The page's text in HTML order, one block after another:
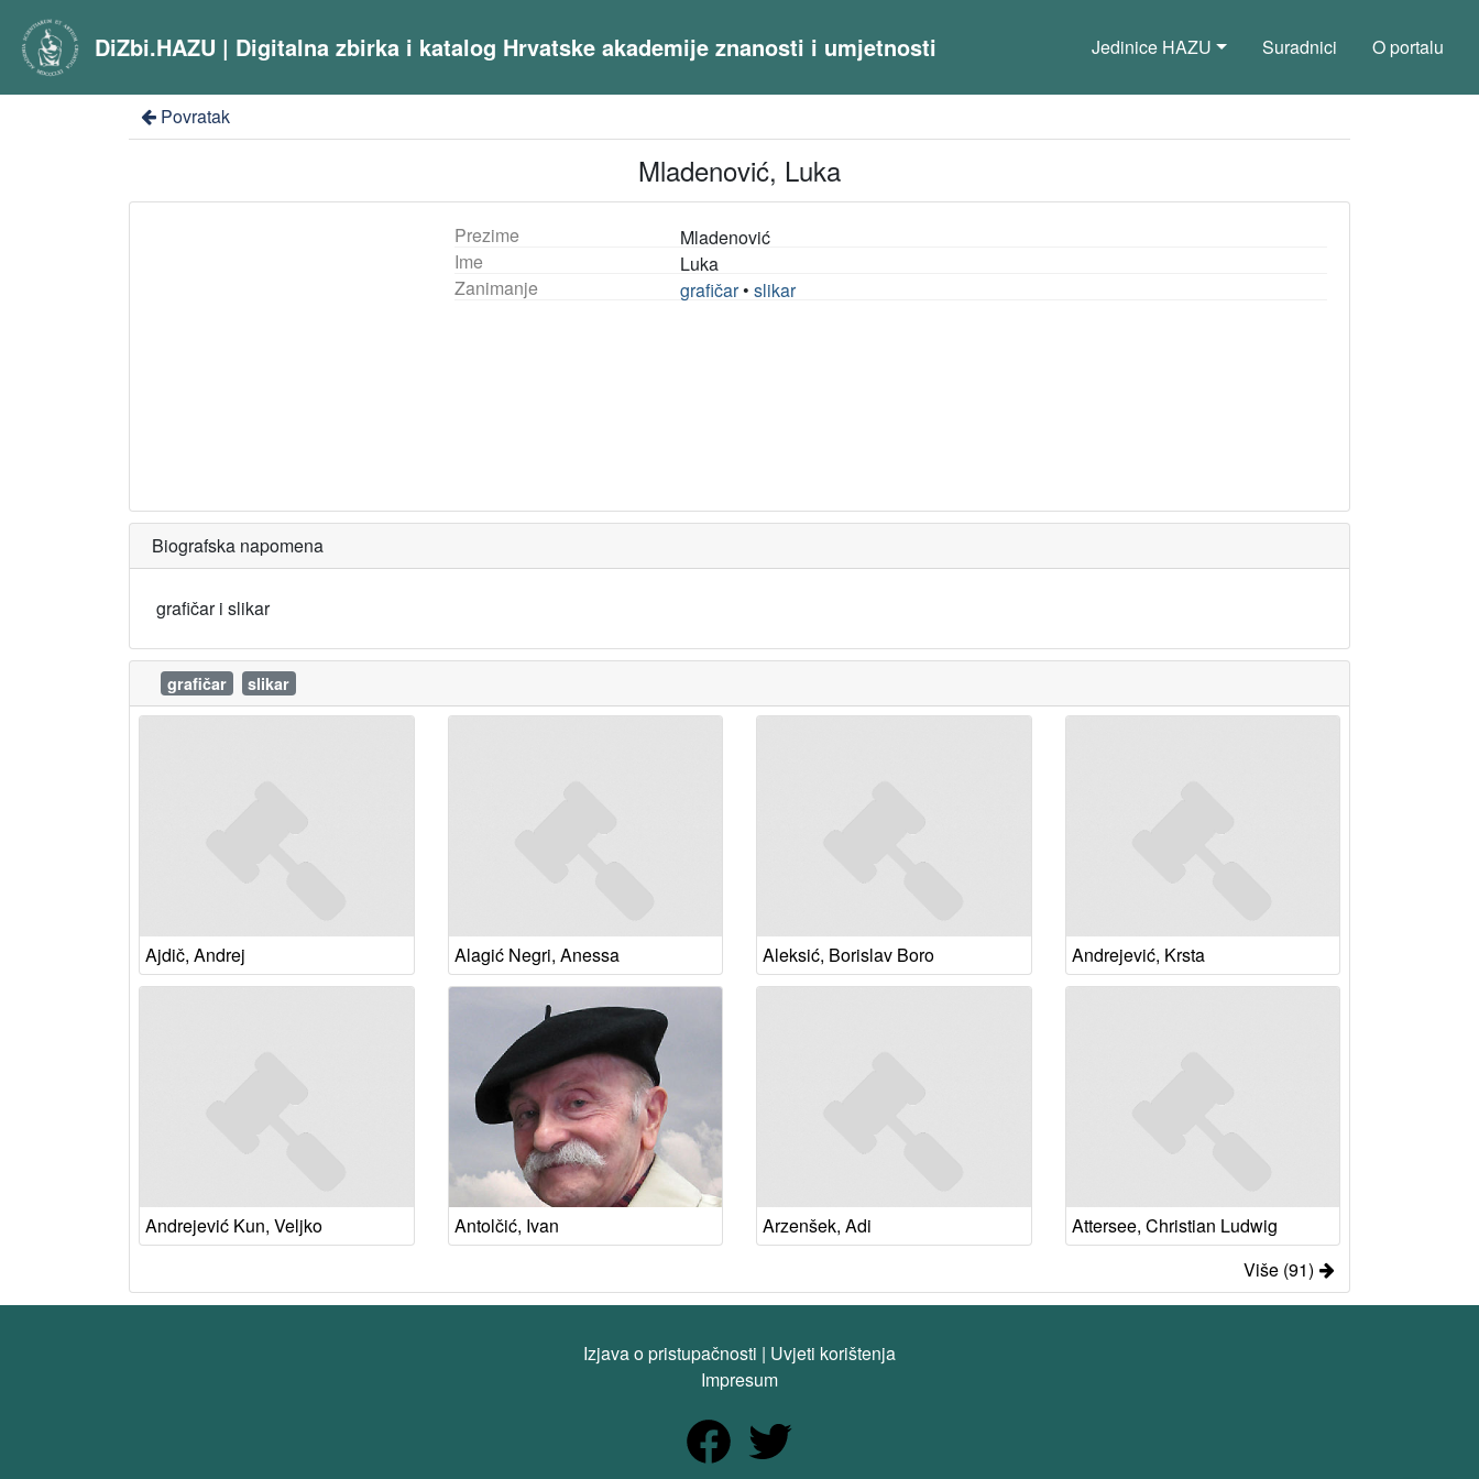
DiZbi.HAZU | Digitalna zbirka i katalog Hrvatske akademije znanosti i umjetnosti Jedinice HAZU Suradnici O portalu
Povratak
Mladenović, Luka
Prezime
Mladenović
Ime
Luka
Zanimanje
grafičar•slikar
Biografska napomena
grafičar i slikar
grafičar slikar
Ajdič, Andrej Alagić Negri, Anessa Aleksić, Borislav Boro Andrejević, Krsta
Andrejević Kun, Veljko Antolčić, Ivan Arzenšek, Adi
Attersee, Christian Ludwig
Više (91)
Izjava o pristupačnosti | Uvjeti korištenja
Impresum